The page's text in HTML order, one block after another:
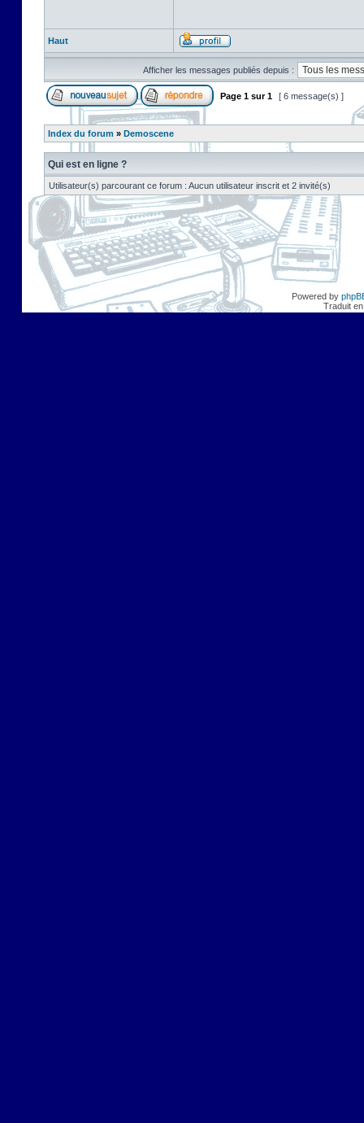
Haut
Afficher les messages publiés depuis :
Page 1 sur1 [ 6 message(s) ]
Index du forum » Demoscene
Qui est en ligne ?
Utilisateur(s) parcourant ce forum : Aucun utilisateur inscrit et 2 invité(s)
Powered by
Traduit